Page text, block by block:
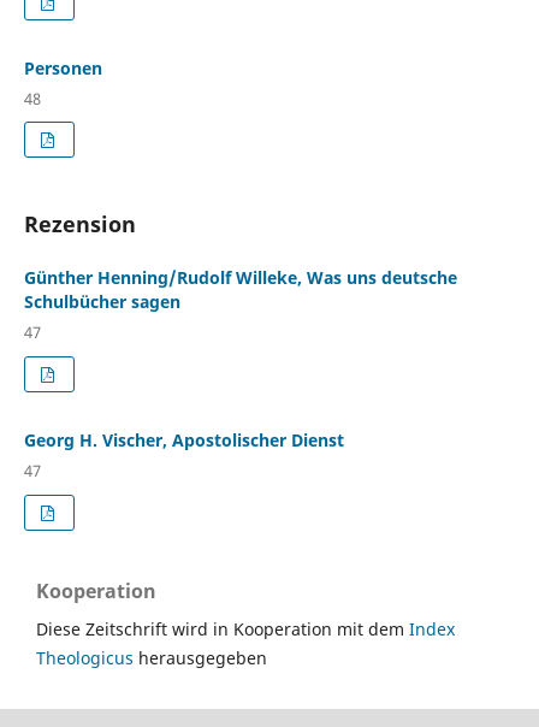
Personen
48
Rezension
Günther Henning/Rudolf Willeke, Was uns deutsche
Schulbücher sagen
47
Georg H. Vischer, Apostolischer Dienst
47
Kooperation
Diese Zeitschrift wird in Kooperation mit dem Index
Theologicus herausgegeben